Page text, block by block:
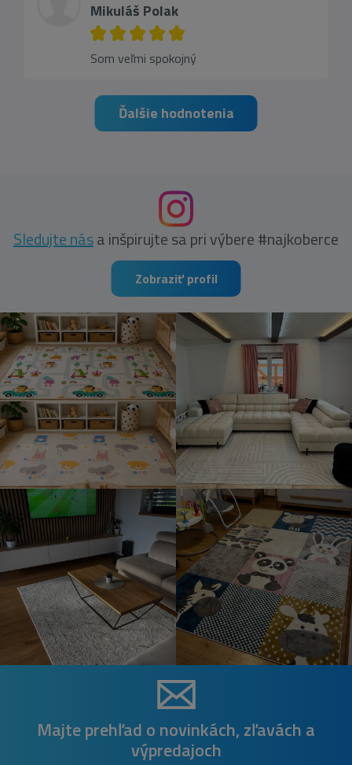
Mikuláš Polak
Som veľmi spokojný
Ďalšie hodnotenia
Sledujte nása inšpirujte sa pri výbere #najkoberce
Zobraziť profil
Majte prehľad o novinkách, zľavách a
výpredajoch